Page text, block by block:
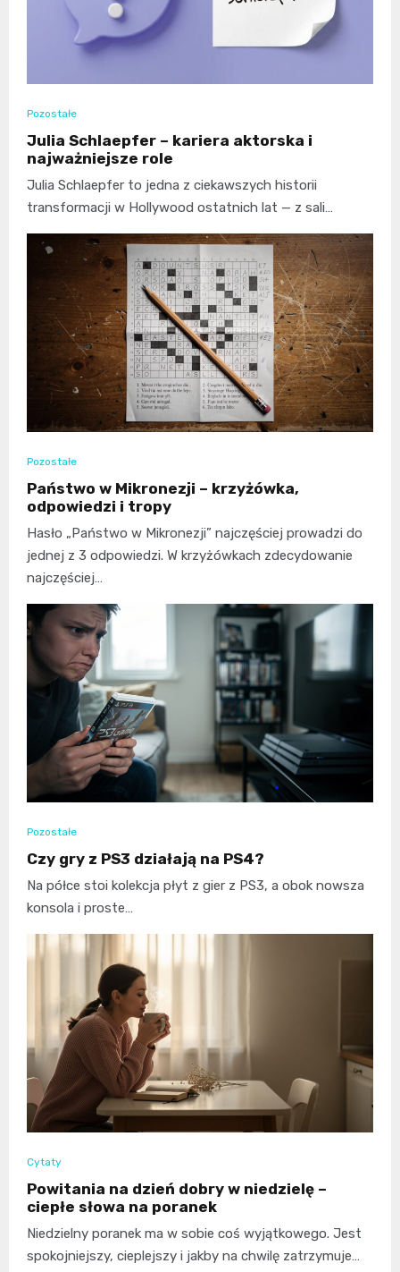
Pozostałe
Julia Schlaepfer – kariera aktorska i
najważniejsze role
Julia Schlaepfer to jedna z ciekawszych historii
transformacji w Hollywood ostatnich lat — z sali…
Pozostałe
Państwo w Mikronezji – krzyżówka,
odpowiedzi i tropy
Hasło „Państwo w Mikronezji” najczęściej prowadzi do
jednej z 3 odpowiedzi. W krzyżówkach zdecydowanie
najczęściej…
Pozostałe
Czy gry z PS3 działają na PS4?
Na półce stoi kolekcja płyt z gier z PS3, a obok nowsza
konsola i proste…
Cytaty
Powitania na dzień dobry w niedzielę –
ciepłe słowa na poranek
Niedzielny poranek ma w sobie coś wyjątkowego. Jest
spokojniejszy, cieplejszy i jakby na chwilę zatrzymuje…